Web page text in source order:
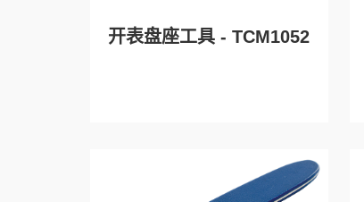
开表盘座工具 - TCM1052